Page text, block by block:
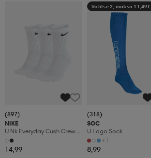
(897)
NIKE
U Nk Everyday Cush Crew
3pr
14,99
Valitse 2, maksa 11,49€
(318)
SOC
U Logo Sock
+1
8,99